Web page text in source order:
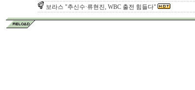
보라스 "추신수·류현진, WBC 출전 힘들다"